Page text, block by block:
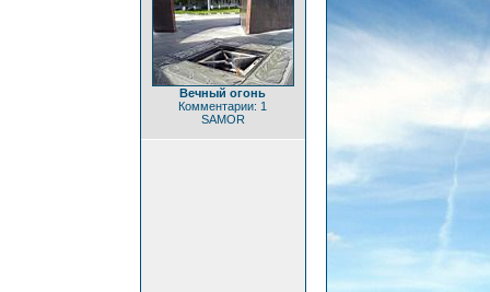
Вечный огонь
Комментарии: 1
SAMOR